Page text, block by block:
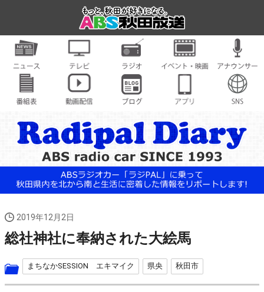
2019年12月2日
総社神社に奉納された大絵馬
まちなかSESSION エキマイク 県央 秋田市